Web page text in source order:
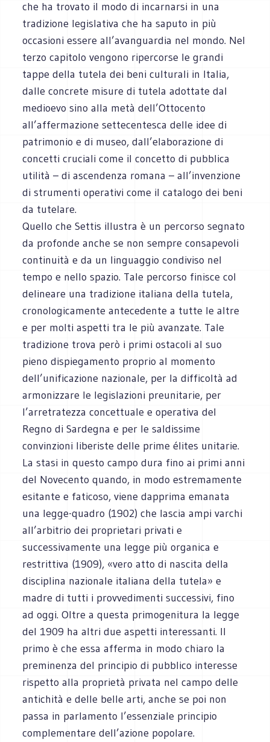
che ha trovato il modo di incarnarsi in una
tradizione legislativa che ha saputo in più
occasioni essere all’avanguardia nel mondo. Nel
terzo capitolo vengono ripercorse le grandi
tappe della tutela dei beni culturali in Italia,
dalle concrete misure di tutela adottate dal
medioevo sino alla metà dell’Ottocento
all’affermazione settecentesca delle idee di
patrimonio e di museo, dall’elaborazione di
concetti cruciali come il concetto di pubblica
utilità – di ascendenza romana – all’invenzione
di strumenti operativi come il catalogo dei beni
da tutelare.
Quello che Settis illustra è un percorso segnato
da profonde anche se non sempre consapevoli
continuità e da un linguaggio condiviso nel
tempo e nello spazio. Tale percorso finisce col
delineare una tradizione italiana della tutela,
cronologicamente antecedente a tutte le altre
e per molti aspetti tra le più avanzate. Tale
tradizione trova però i primi ostacoli al suo
pieno dispiegamento proprio al momento
dell’unificazione nazionale, per la difficoltà ad
armonizzare le legislazioni preunitarie, per
l’arretratezza concettuale e operativa del
Regno di Sardegna e per le saldissime
convinzioni liberiste delle prime élites unitarie.
La stasi in questo campo dura fino ai primi anni
del Novecento quando, in modo estremamente
esitante e faticoso, viene dapprima emanata
una legge-quadro (1902) che lascia ampi varchi
all’arbitrio dei proprietari privati e
successivamente una legge più organica e
restrittiva (1909), «vero atto di nascita della
disciplina nazionale italiana della tutela» e
madre di tutti i provvedimenti successivi, fino
ad oggi. Oltre a questa primogenitura la legge
del 1909 ha altri due aspetti interessanti. Il
primo è che essa afferma in modo chiaro la
preminenza del principio di pubblico interesse
rispetto alla proprietà privata nel campo delle
antichità e delle belle arti, anche se poi non
passa in parlamento l’essenziale principio
complementare dell’azione popolare.